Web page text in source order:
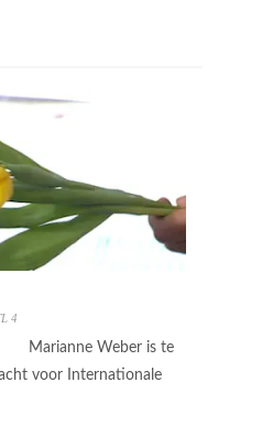
4
Marianne Weber is te
voor Internationale